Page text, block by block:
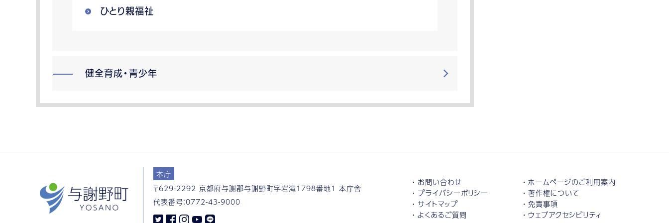
ひとり親福祉
健全育成・青少年
本庁
〒629-2292 京都府与謝郡与謝野町字岩滝1798番地1 本庁舎
代表番号：0772-43-9000
お問い合わせ
ホームページのご利用案内
プライバシーポリシー
著作権について
サイトマップ
免責事項
よくあるご質問
ウェブアクセシビリティ